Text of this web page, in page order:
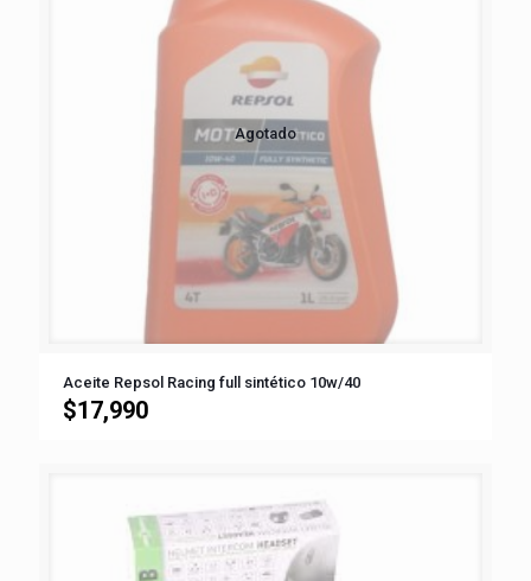
Agotado
Aceite Repsol Racing full sintético 10w/40
$17,990